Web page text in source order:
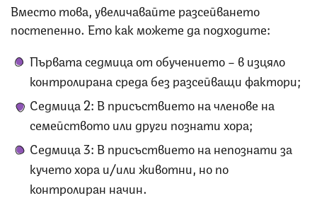
Вместо това, увеличавайте разсейването
постепенно. Ето как можете да подходите:
Първата седмица от обучението – в изцяло
контролирана среда без разсейващи фактори;
Седмица 2: В присъствието на членове на
семейството или други познати хора;
Седмица 3: В присъствието на непознати за
кучето хора и/или животни, но по
контролиран начин.